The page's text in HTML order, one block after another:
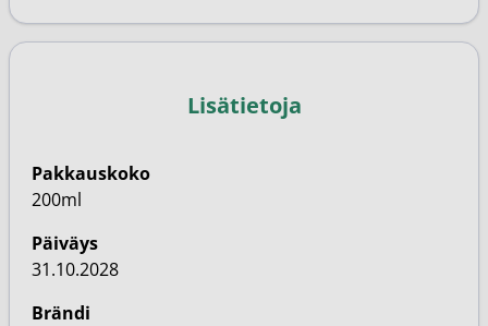
Lisätietoja
Pakkauskoko
200ml
Päiväys
31.10.2028
Brändi